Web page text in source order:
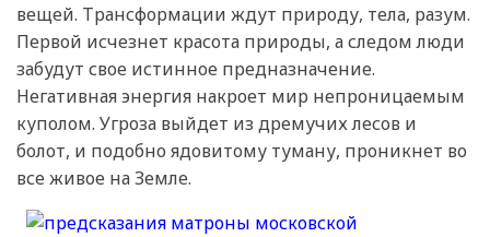
вещей. Трансформации ждут природу, тела, разум.
Первой исчезнет красота природы, а следом люди
забудут свое истинное предназначение.
Негативная энергия накроет мир непроницаемым
куполом. Угроза выйдет из дремучих лесов и
болот, и подобно ядовитому туману, проникнет во
все живое на Земле.